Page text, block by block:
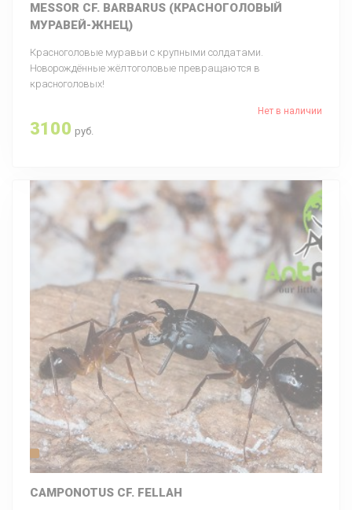
MESSOR CF. BARBARUS (КРАСНОГОЛОВЫЙ
МУРАВЕЙ-ЖНЕЦ)
Красноголовые муравьи с крупными солдатами.
Новорождённые жёлтоголовые превращаются в
красноголовых!
3100 руб.
Нет в наличии
CAMPONOTUS CF. FELLAH